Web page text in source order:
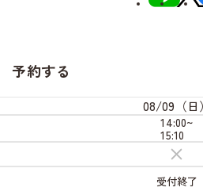
予約する
08/09（日）
14:00~
15:10
受
付
了
受付終了